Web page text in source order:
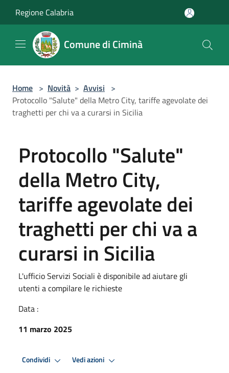
Regione Calabria
Comune di Ciminà
Home > Novità > Avvisi >
Protocollo "Salute" della Metro City, tariffe agevolate dei
traghetti per chi va a curarsi in Sicilia
Protocollo "Salute"
della Metro City,
tariffe agevolate dei
traghetti per chi va a
curarsi in Sicilia
L'ufficio Servizi Sociali è disponibile ad aiutare gli
utenti a compilare le richieste
Data :
11 marzo 2025
Condividi Vedi azioni